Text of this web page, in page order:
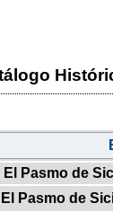
Pasmo de
Pasmo de